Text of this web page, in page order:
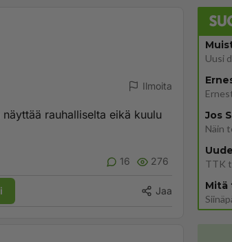
Ilmoita
rauhalliselta eikä kuulu
16 276
Jaa